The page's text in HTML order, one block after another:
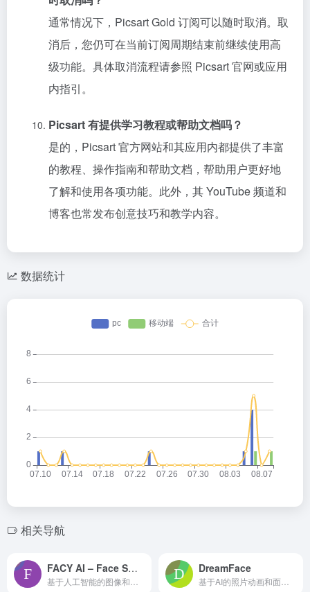
通常情况下，Picsart Gold 订阅可以随时取消。取
消后，您仍可在当前订阅周期结束前继续使用高
级功能。具体取消流程请参照 Picsart 官网或应用
内指引。
Picsart 有提供学习教程或帮助文档吗？
是的，Picsart 官方网站和其应用内都提供了丰富
的教程、操作指南和帮助文档，帮助用户更好地
了解和使用各项功能。此外，其 YouTube 频道和
博客也常发布创意技巧和教学内容。
数据统计
相关导航
FACY AI – Face Swap Photos & Videos DreamFace